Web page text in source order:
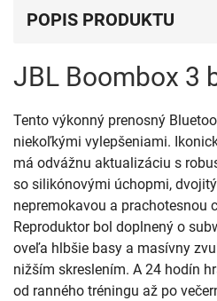
POPIS PRODUKTU
JBL Boombox 3
Tento výkonný prenosný
niekoľkými vylepšeniami.
má odvážnu aktualizáciu s
so silikónovými úchopmi,
nepremokavou a prachotesnou
Reproduktor bol doplnený o
oveľa hlbšie basy a masívny
nižším skreslením. A 24 hodín
od ranného tréningu až po